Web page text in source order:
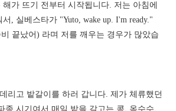
가 뜨기 전부터 시작됩니다. 저는 아침에
, 실베스타가 "Yuto, wake up. I'm ready."
끝났어) 라며 저를 깨우는 경우가 많았습
리고 밭갈이를 하러 갑니다. 제가 체류했던
종 시기여서 매일 밭을 갈고는 콩, 옥수수,